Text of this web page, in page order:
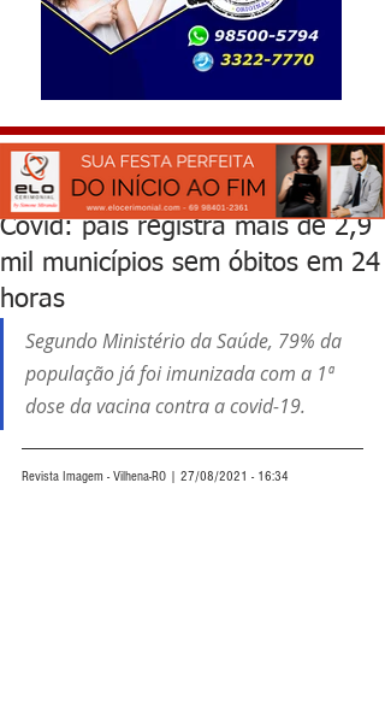
Covid: país registra mais de 2,9
mil municípios sem óbitos em 24
horas
Segundo Ministério da Saúde, 79% da
população já foi imunizada com a 1ª
dose da vacina contra a covid-19.
Revista Imagem - Vilhena-RO | 27/08/2021 - 16:34